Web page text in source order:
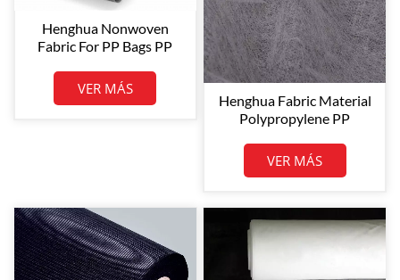
Henghua Nonwoven
Fabric For PP Bags PP
Spunbond Nonwoven
Fabric PP Non Woven
VER MÁS
Henghua Fabric Material
Polypropylene PP
Fabric Notex Spunbonded
Nonwoven Fabric
VER MÁS